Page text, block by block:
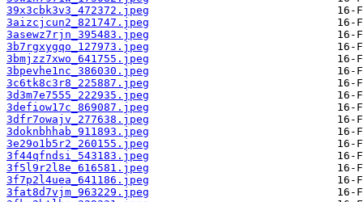
39x3cbk3v3_472372.jpeg
3aizcjcun2_821747.jpeg
3asewz7rjn_395483.jpeg
3b7rgxygqo_127973.jpeg
3bmjzz7xwo_641755.jpeg
3bpevhe1nc_386030.jpeg
3c6tk8c3r8_225887.jpeg
3d3m7e7555_222935.jpeg
3defiow17c_869087.jpeg
3dfr7owajv_277638.jpeg
3doknbhhab_911893.jpeg
3e29o1b5r2_260155.jpeg
3f44qfndsi_543183.jpeg
3f5l9r2l8e_616581.jpeg
3f7p2l4uea_641186.jpeg
3fat8d7vjm_963229.jpeg